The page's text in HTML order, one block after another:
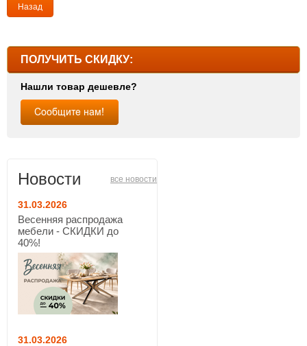
ПОЛУЧИТЬ СКИДКУ:
Нашли товар дешевле?
Новости все новости
31.03.2026
Весенняя распродажа
мебели - СКИДКИ до
40%!
31.03.2026
Назад